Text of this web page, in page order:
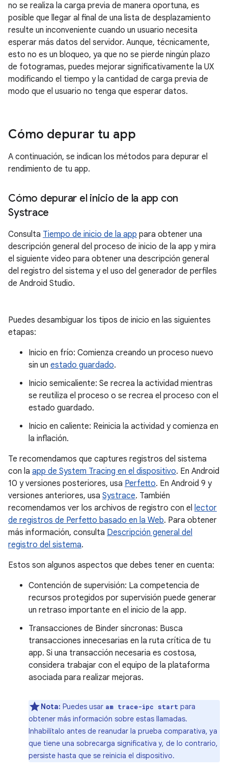
no se realiza la carga previa de manera oportuna, es
posible que llegar al final de una lista de desplazamiento
resulte un inconveniente cuando un usuario necesita
esperar más datos del servidor. Aunque, técnicamente,
esto no es un bloqueo, ya que no se pierde ningún plazo
de fotogramas, puedes mejorar significativamente la UX
modificando el tiempo y la cantidad de carga previa de
modo que el usuario no tenga que esperar datos.
Cómo depurar tu app
A continuación, se indican los métodos para depurar el
rendimiento de tu app.
Cómo depurar el inicio de la app con
Systrace
Consulta Tiempo de inicio de la app para obtener una
descripción general del proceso de inicio de la app y mira
el siguiente video para obtener una descripción general
del registro del sistema y el uso del generador de perfiles
de Android Studio.
Puedes desambiguar los tipos de inicio en las siguientes
etapas:
Inicio en frío: Comienza creando un proceso nuevo
sin un estado guardado.
Inicio semicaliente: Se recrea la actividad mientras
se reutiliza el proceso o se recrea el proceso con el
estado guardado.
Inicio en caliente: Reinicia la actividad y comienza en
la inflación.
Te recomendamos que captures registros del sistema
con la app de System Tracing en el dispositivo. En Android
10 y versiones posteriores, usa Perfetto. En Android 9 y
versiones anteriores, usa Systrace. También
recomendamos ver los archivos de registro con el lector
de registros de Perfetto basado en la Web. Para obtener
más información, consulta Descripción general del
registro del sistema.
Estos son algunos aspectos que debes tener en cuenta:
Contención de supervisión: La competencia de
recursos protegidos por supervisión puede generar
un retraso importante en el inicio de la app.
Transacciones de Binder síncronas: Busca
transacciones innecesarias en la ruta crítica de tu
app. Si una transacción necesaria es costosa,
considera trabajar con el equipo de la plataforma
asociada para realizar mejoras.
Nota: Puedes usar am trace-ipc start para
obtener más información sobre estas llamadas.
Inhabilítalo antes de reanudar la prueba comparativa, ya
que tiene una sobrecarga significativa y, de lo contrario,
persiste hasta que se reinicia el dispositivo.